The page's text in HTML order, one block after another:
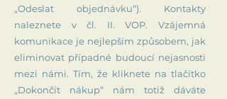
„Odeslat objednávku“). Kontakty
naleznete v čl. II. VOP. Vzájemná
komunikace je nejlepším způsobem, jak
eliminovat případné budoucí nejasnosti
mezi námi. Tím, že kliknete na tlačítko
„Dokončit nákup“ nám totiž dáváte